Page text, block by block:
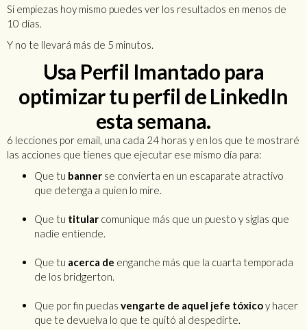
Si empiezas hoy mismo puedes ver los resultados en menos de
10 días.
Y no te llevará más de 5 minutos.
Usa Perfil Imantado para
optimizar tu perfil de LinkedIn
esta semana.
6 lecciones por email, una cada 24 horas y en los que te mostraré
las acciones que tienes que ejecutar ese mismo día para:
Que tu banner se convierta en un escaparate atractivo
que detenga a quien lo mire.
Que tu titular comunique más que un puesto y siglas que
nadie entiende.
Que tu acerca de enganche más que la cuarta temporada
de los bridgerton.
Que por fin puedas vengarte de aquel jefe tóxicoy hacer
que te devuelva lo que te quitó al despedirte.